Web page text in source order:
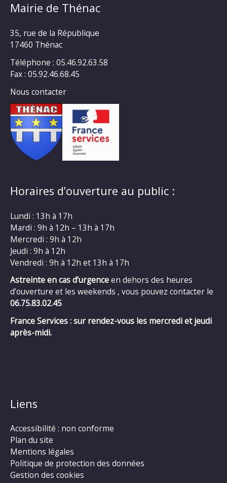
Mairie de Thénac
35, rue de la République
17460 Thénac
Téléphone : 05.46.92.63.58
Fax : 05.92.46.68.45
Nous contacter
Horaires d’ouverture au public :
Lundi : 13h à 17h
Mardi : 9h à 12h – 13h à 17h
Mercredi : 9h à 12h
Jeudi : 9h à 12h
Vendredi : 9h à 12h et 13h à 17h
Astreinte en cas d’urgenceen dehors des heures
d’ouverture et les weekends , vous pouvez contacter le
06.75.83.02.45
France Services : sur rendez-vous les mercredi et jeudi
après-midi.
Liens
Accessibilité : non conforme
Plan du site
Mentions légales
Politique de protection des données
Gestion des cookies